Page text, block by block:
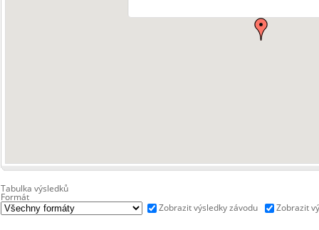
Tabulka výsledků
Formát
Zobrazit výsledky závodu
Zobrazit